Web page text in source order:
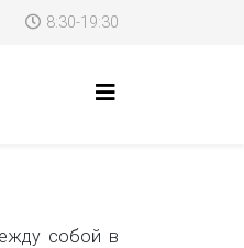
8:30-19:30
собой в